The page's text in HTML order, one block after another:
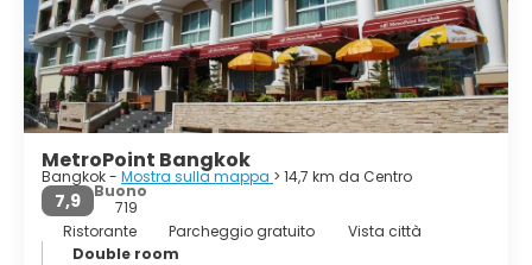
desiderio. La scena della vita notturna a Bangkok è varia
come la città stessa, da birrerie a locali esclusivi, mercati
notturni, discoteche e feste hippie.
Bangkok è una grande metropoli tentacolare, rumorosa e
affollata ma tranquilla e delicata. È una delle principali
destinazioni del mondo che si deve visitare almeno una
MetroPoint Bangkok
Bangkok - Mostra sulla mappa > 14,7 km da Centro
7,9
Buono
719
Ristorante
Parcheggio gratuito
Vista città
Double room